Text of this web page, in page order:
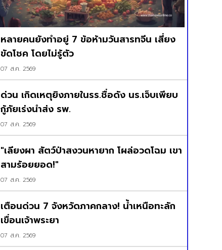
หลายคนยังทำอยู่ 7 ข้อห้ามวันสารทจีน เสี่ยง
ขัดโชค โดยไม่รู้ตัว
07 ส.ค. 2569
ด่วน เกิดเหตุยิงภายในรร.ชื่อดัง นร.เจ็บเพียบ
กู้ภัยเร่งนำส่ง รพ.
07 ส.ค. 2569
"เลียงผา สัตว์ป่าสงวนหายาก โผล่อวดโฉม เขา
สามร้อยยอด!"
07 ส.ค. 2569
เตือนด่วน 7 จังหวัดภาคกลาง! น้ำเหนือทะลัก
เขื่อนเจ้าพระยา
07 ส.ค. 2569